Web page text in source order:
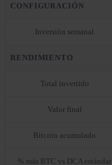
CONFIGURACIÓN
Inversión semanal
RENDIMIENTO
Total invertido
Valor final
Bitcoin acumulado
% más BTC vs DCA estándar